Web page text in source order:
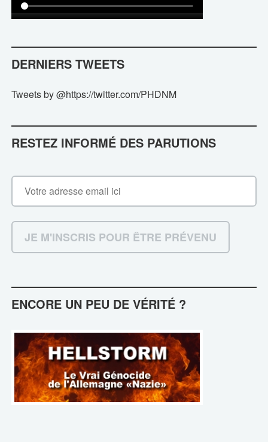
DERNIERS TWEETS
Tweets by @https://twitter.com/PHDNM
RESTEZ INFORMÉ DES PARUTIONS
ENCORE UN PEU DE VÉRITÉ ?